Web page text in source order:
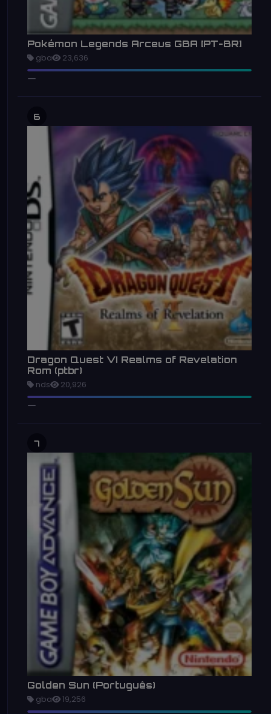
Pokémon Legends Arceus GBA [PT-BR]
gba 23,636
6
Dragon Quest VI Realms of Revelation
Rom (ptbr)
nds 20,926
7
Golden Sun (Português)
gba 19,256